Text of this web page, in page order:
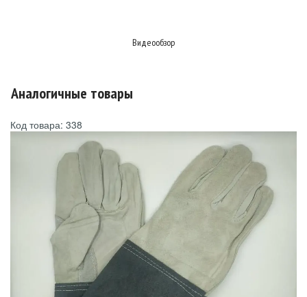
Видеообзор
Аналогичные товары
Код товара: 338